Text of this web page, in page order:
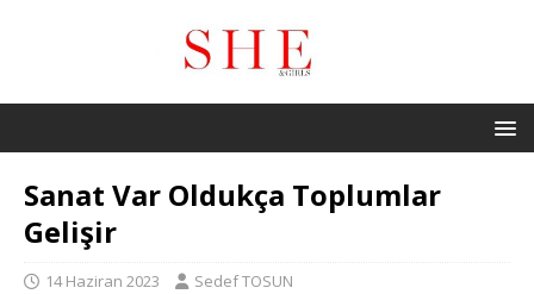
Sanat Var Oldukça Toplumlar
Gelişir
14 Haziran 2023 Sedef TOSUN